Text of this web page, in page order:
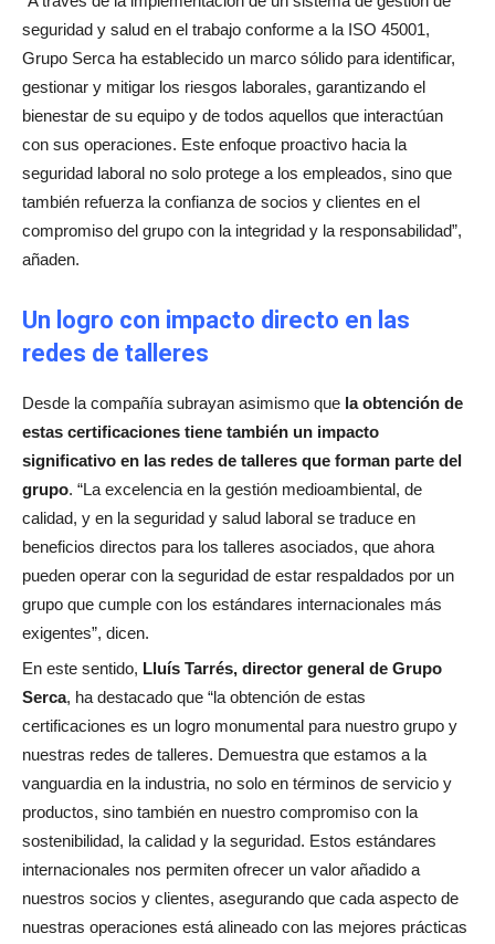
seguridad y salud en el trabajo conforme a la ISO 45001,
Grupo Serca ha establecido un marco sólido para identificar,
gestionar y mitigar los riesgos laborales, garantizando el
bienestar de su equipo y de todos aquellos que interactúan
con sus operaciones. Este enfoque proactivo hacia la
seguridad laboral no solo protege a los empleados, sino que
también refuerza la confianza de socios y clientes en el
compromiso del grupo con la integridad y la responsabilidad”,
añaden.
Un logro con impacto directo en las
redes de talleres
Desde la compañía subrayan asimismo que la obtención de
estas certificaciones tiene también un impacto
significativo en las redes de talleres que forman parte del
grupo. “La excelencia en la gestión medioambiental, de
calidad, y en la seguridad y salud laboral se traduce en
beneficios directos para los talleres asociados, que ahora
pueden operar con la seguridad de estar respaldados por un
grupo que cumple con los estándares internacionales más
exigentes”, dicen.
En este sentido, Lluís Tarrés, director general de Grupo
Serca, ha destacado que “la obtención de estas
certificaciones es un logro monumental para nuestro grupo y
nuestras redes de talleres. Demuestra que estamos a la
vanguardia en la industria, no solo en términos de servicio y
productos, sino también en nuestro compromiso con la
sostenibilidad, la calidad y la seguridad. Estos estándares
internacionales nos permiten ofrecer un valor añadido a
nuestros socios y clientes, asegurando que cada aspecto de
nuestras operaciones está alineado con las mejores prácticas